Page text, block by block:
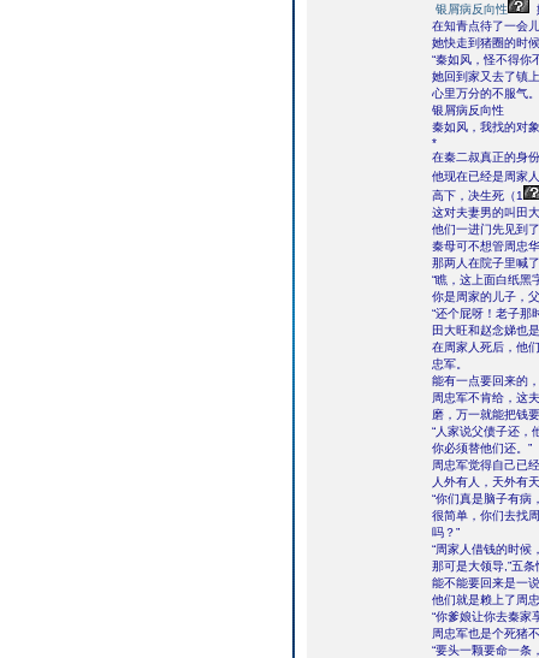
银屑病反向性
在知青点待了一会
她快走到猪圈的时
“秦如风，怪不得你
她回到家又去了镇
心里万分的不服气。
银屑病反向性
秦如风，我找的对
*
在秦二叔真正的身
他现在已经是周家
高下，决生死（1
这对夫妻男的叫田
他们一进门先见到
秦母可不想管周忠
那两人在院子里喊
“瞧，这上面白纸黑
你是周家的儿子，
“还个屁呀！老子那
田大旺和赵念娣也
在周家人死后，他
忠军。
能有一点要回来的
周忠军不肯给，这
磨，万一就能把钱
“人家说父债子还，
你必须替他们还。”
周忠军觉得自己已
人外有人，天外有
“你们真是脑子有病
很简单，你们去找
吗？”
“周家人借钱的时候
那可是大领导,”五
能不能要回来是一
他们就是赖上了周
“你爹娘让你去秦家
周忠军也是个死猪
“要头一颗要命一条